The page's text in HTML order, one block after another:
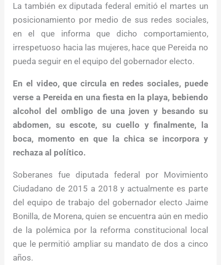
La también ex diputada federal emitió el martes un
posicionamiento por medio de sus redes sociales,
en el que informa que dicho comportamiento,
irrespetuoso hacia las mujeres, hace que Pereida no
pueda seguir en el equipo del gobernador electo.
En el video, que circula en redes sociales, puede
verse a Pereida en una fiesta en la playa, bebiendo
alcohol del ombligo de una joven y besando su
abdomen, su escote, su cuello y finalmente, la
boca, momento en que la chica se incorpora y
rechaza al político.
Soberanes fue diputada federal por Movimiento
Ciudadano de 2015 a 2018 y actualmente es parte
del equipo de trabajo del gobernador electo Jaime
Bonilla, de Morena, quien se encuentra aún en medio
de la polémica por la reforma constitucional local
que le permitió ampliar su mandato de dos a cinco
años.